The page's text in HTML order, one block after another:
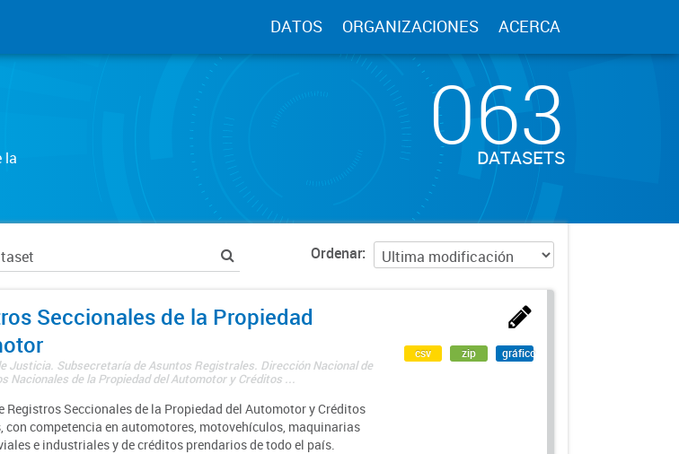
DATOS ORGANIZACIONES ACERCA
la
063
DATASETS
Ordenar
Seccionales de la Propiedad
Justicia. Subsecretaría de Asuntos Registrales. Dirección Nacional de
Nacionales de la Propiedad del Automotor y Créditos ...
Registros Seccionales de la Propiedad del Automotor y Créditos
con competencia en automotores, motovehículos, maquinarias
e industriales y de créditos prendarios de todo el país.
csv zip gráfico